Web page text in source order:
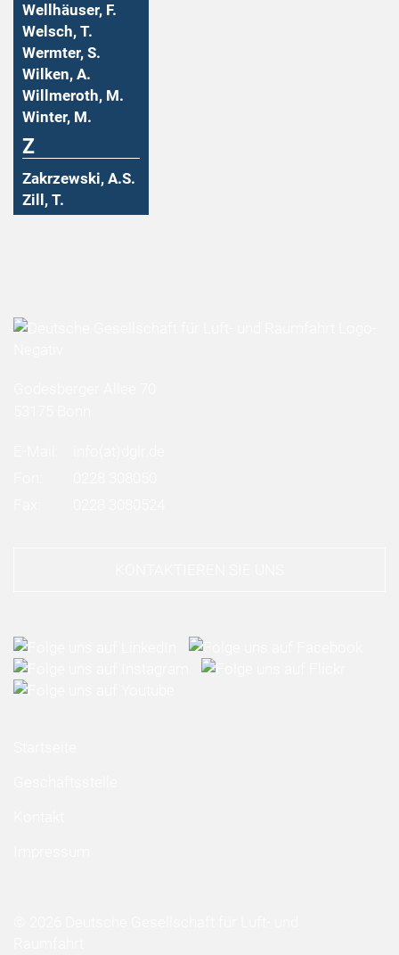
Wellhäuser, F.
Welsch, T.
Wermter, S.
Wilken, A.
Willmeroth, M.
Winter, M.
Z
Zakrzewski, A.S.
Zill, T.